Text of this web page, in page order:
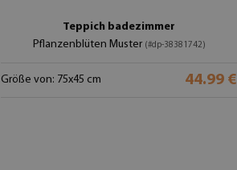
Teppich badezimmer
Pflanzenblüten Muster (#dp-38381742)
Größe von: 75x45 cm 44.99 €